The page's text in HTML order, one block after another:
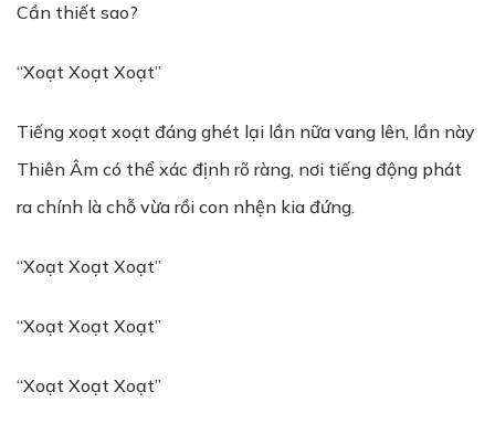
Cần thiết sao?
“Xoạt Xoạt Xoạt”
Tiếng xoạt xoạt đáng ghét lại lần nữa vang lên, lần này
Thiên Âm có thể xác định rõ ràng, nơi tiếng động phát
ra chính là chỗ vừa rồi con nhện kia đứng.
“Xoạt Xoạt Xoạt”
“Xoạt Xoạt Xoạt”
“Xoạt Xoạt Xoạt”